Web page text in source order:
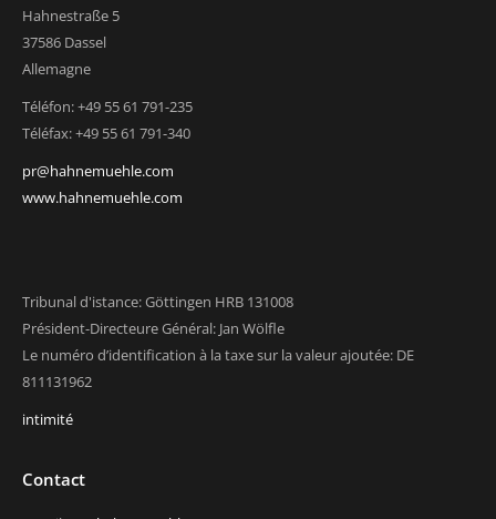
Hahnestraße 5
37586 Dassel
Allemagne
Téléfon: +49 55 61 791-235
Téléfax: +49 55 61 791-340
pr@hahnemuehle.com
www.hahnemuehle.com
Tribunal d'istance: Göttingen HRB 131008
Président-Directeure Général: Jan Wölfle
Le numéro d’identification à la taxe sur la valeur ajoutée: DE
811131962
intimité
Contact